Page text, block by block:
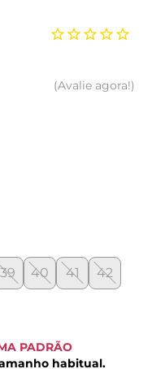
Avalie agora!
39 40 41 42
PADRÃO
habitual.